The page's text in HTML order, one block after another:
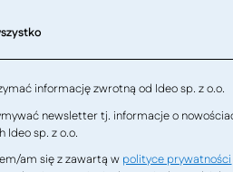
informację zwrotną od Ideo sp. z o.o.
newsletter tj. informacje o
Ideo sp. z o.o.
am się z zawartą w polityce prywatności